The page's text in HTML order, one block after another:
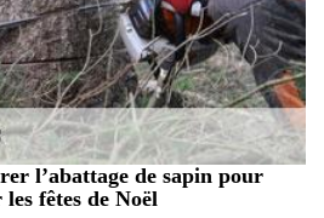
l’abattage de sapin pour
fêtes de Noël